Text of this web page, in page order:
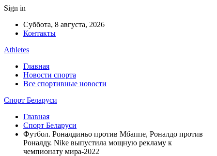
Sign in
Суббота, 8 августа, 2026
Контакты
Athletes
Главная
Новости спорта
Все спортивные новости
Спорт Беларуси
Главная
Спорт Беларуси
Футбол. Роналдиньо против Мбаппе, Роналдо против
Роналду. Nike выпустила мощную рекламу к
чемпионату мира-2022